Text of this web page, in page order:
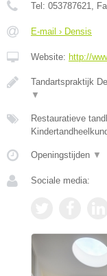
Tel: 053787621,
E-mail › Densis
Website: http://
Tandartspraktijk
▼
Restauratieve
Openingstijden ▼
Sociale media: